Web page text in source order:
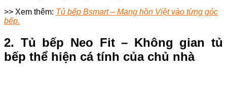
>> Xem thêm: Tủ bếp Bsmart – Mang hồn Việt vào từng góc
bếp.
2. Tủ bếp Neo Fit – Không gian tủ
bếp thể hiện cá tính của chủ nhà